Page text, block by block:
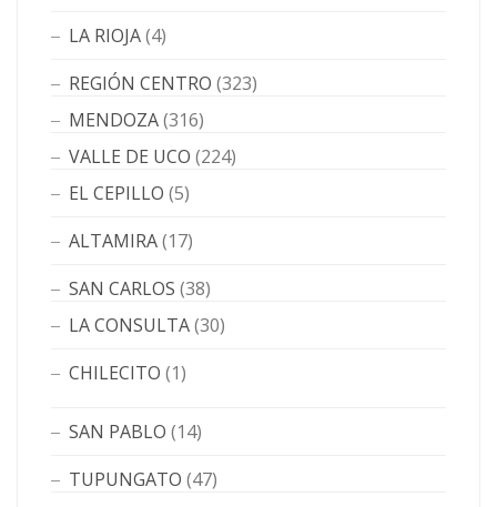
LA RIOJA(4)
REGIÓN CENTRO (323)
MENDOZA(316)
VALLE DE UCO (224)
EL CEPILLO (5)
ALTAMIRA(17)
SAN CARLOS (38)
LA CONSULTA(30)
CHILECITO (1)
SAN PABLO (14)
TUPUNGATO (47)